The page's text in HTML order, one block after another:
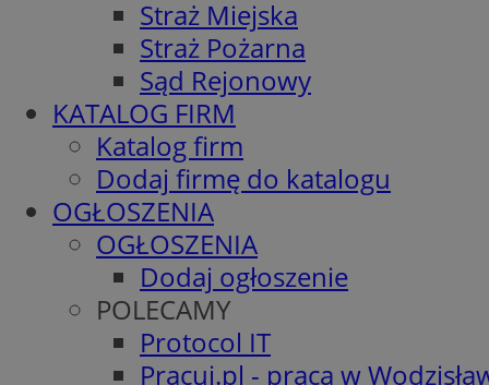
Straż Miejska
Straż Pożarna
Sąd Rejonowy
KATALOG FIRM
Katalog firm
Dodaj firmę do katalogu
OGŁOSZENIA
OGŁOSZENIA
Dodaj ogłoszenie
POLECAMY
Protocol IT
Pracuj.pl - praca w